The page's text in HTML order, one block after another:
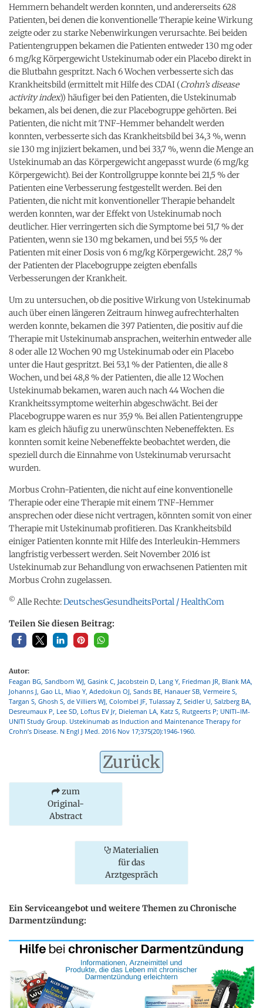
Hemmern behandelt werden konnten, und andererseits 628
Patienten, bei denen die konventionelle Therapie keine Wirkung
zeigte oder zu starke Nebenwirkungen verursachte. Bei beiden
Patientengruppen bekamen die Patienten entweder 130 mg oder
6 mg/kg Körpergewicht Ustekinumab oder ein Placebo direkt in
die Blutbahn gespritzt. Nach 6 Wochen verbesserte sich das
Krankheitsbild (ermittelt mit Hilfe des CDAI (Crohn’s disease
activity index)) häufiger bei den Patienten, die Ustekinumab
bekamen, als bei denen, die zur Placebogruppe gehörten. Bei
Patienten, die nicht mit TNF-Hemmer behandelt werden
konnten, verbesserte sich das Krankheitsbild bei 34,3 %, wenn
sie 130 mg injiziert bekamen, und bei 33,7 %, wenn die Menge an
Ustekinumab an das Körpergewicht angepasst wurde (6 mg/kg
Körpergewicht). Bei der Kontrollgruppe konnte bei 21,5 % der
Patienten eine Verbesserung festgestellt werden. Bei den
Patienten, die nicht mit konventioneller Therapie behandelt
werden konnten, war der Effekt von Ustekinumab noch
deutlicher. Hier verringerten sich die Symptome bei 51,7 % der
Patienten, wenn sie 130 mg bekamen, und bei 55,5 % der
Patienten mit einer Dosis von 6 mg/kg Körpergewicht. 28,7 %
der Patienten der Placebogruppe zeigten ebenfalls
Verbesserungen der Krankheit.
Um zu untersuchen, ob die positive Wirkung von Ustekinumab
auch über einen längeren Zeitraum hinweg aufrechterhalten
werden konnte, bekamen die 397 Patienten, die positiv auf die
Therapie mit Ustekinumab ansprachen, weiterhin entweder alle
8 oder alle 12 Wochen 90 mg Ustekinumab oder ein Placebo
unter die Haut gespritzt. Bei 53,1 % der Patienten, die alle 8
Wochen, und bei 48,8 % der Patienten, die alle 12 Wochen
Ustekinumab bekamen, waren auch nach 44 Wochen die
Krankheitssymptome weiterhin abgeschwächt. Bei der
Placebogruppe waren es nur 35,9 %. Bei allen Patientengruppe
kam es gleich häufig zu unerwünschten Nebeneffekten. Es
konnten somit keine Nebeneffekte beobachtet werden, die
speziell durch die Einnahme von Ustekinumab verursacht
wurden.
Morbus Crohn-Patienten, die nicht auf eine konventionelle
Therapie oder eine Therapie mit einem TNF-Hemmer
ansprechen oder diese nicht vertragen, könnten somit von einer
Therapie mit Ustekinumab profitieren. Das Krankheitsbild
einiger Patienten konnte mit Hilfe des Interleukin-Hemmers
langfristig verbessert werden. Seit November 2016 ist
Ustekinumab zur Behandlung von erwachsenen Patienten mit
Morbus Crohn zugelassen.
© Alle Rechte:DeutschesGesundheitsPortal / HealthCom
Teilen Sie diesen Beitrag:
Autor:
Feagan BG, Sandborn WJ, Gasink C, Jacobstein D, Lang Y, Friedman JR, Blank MA,
Johanns J, Gao LL, Miao Y, Adedokun OJ, Sands BE, Hanauer SB, Vermeire S,
Targan S, Ghosh S, de Villiers WJ, Colombel JF, Tulassay Z, Seidler U, Salzberg BA,
Desreumaux P, Lee SD, Loftus EV Jr, Dieleman LA, Katz S, Rutgeerts P; UNITI–IM-
UNITI Study Group. Ustekinumab as Induction and Maintenance Therapy for
Crohn’s Disease. N Engl J Med. 2016 Nov 17;375(20):1946-1960.
Zurück
zum
Original-
Abstract
Materialien
für das
Arztgespräch
Ein Serviceangebot und weitere Themen zu Chronische
Darmentzündung: